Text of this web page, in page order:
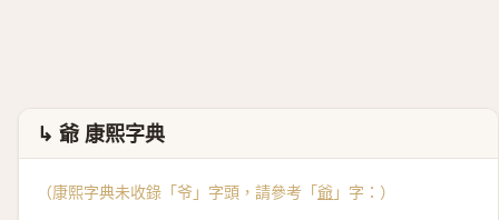
↳ 爺 康熙字典
（康熙字典未收錄「爷」字頭，請參考「爺 」字：）